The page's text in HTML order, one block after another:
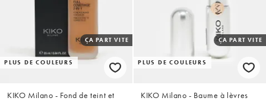
PLUS DE COULEURS
ÇA PART VITE
KIKO Milano - Fond de teint et
PLUS DE COULEURS
ÇA PART VITE
KIKO Milano - Baume à lèvres